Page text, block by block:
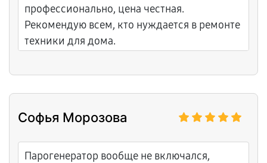
профессионально, цена честная.
Рекомендую всем, кто нуждается в ремонте
техники для дома.
Софья Морозова
Парогенератор вообще не включался,